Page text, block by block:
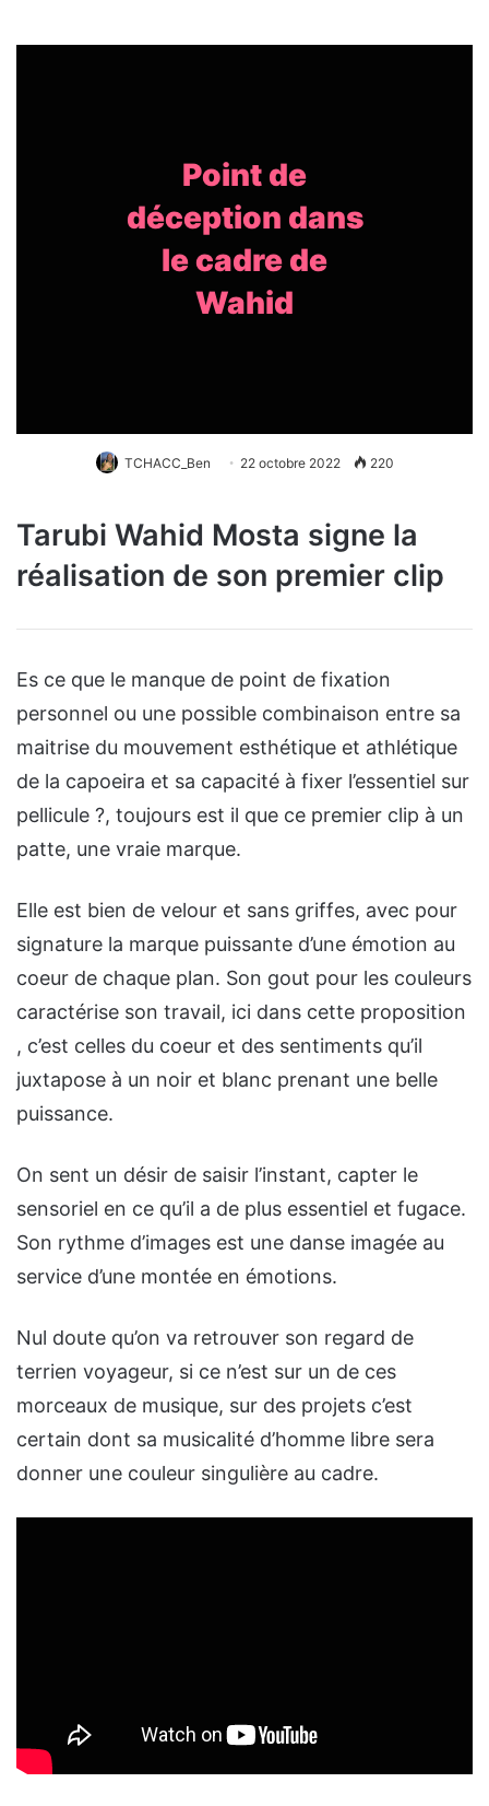
Point de
déception dans
le cadre de
Wahid
TCHACC_Ben 22 octobre 2022 220
Tarubi Wahid Mosta signe la
réalisation de son premier clip
Es ce que le manque de point de fixation
personnel ou une possible combinaison entre sa
maitrise du mouvement esthétique et athlétique
de la capoeira et sa capacité à fixer l’essentiel sur
pellicule ?, toujours est il que ce premier clip à un
patte, une vraie marque.
Elle est bien de velour et sans griffes, avec pour
signature la marque puissante d’une émotion au
coeur de chaque plan. Son gout pour les couleurs
caractérise son travail, ici dans cette proposition
, c’est celles du coeur et des sentiments qu’il
juxtapose à un noir et blanc prenant une belle
puissance.
On sent un désir de saisir l’instant, capter le
sensoriel en ce qu’il a de plus essentiel et fugace.
Son rythme d’images est une danse imagée au
service d’une montée en émotions.
Nul doute qu’on va retrouver son regard de
terrien voyageur, si ce n’est sur un de ces
morceaux de musique, sur des projets c’est
certain dont sa musicalité d’homme libre sera
donner une couleur singulière au cadre.